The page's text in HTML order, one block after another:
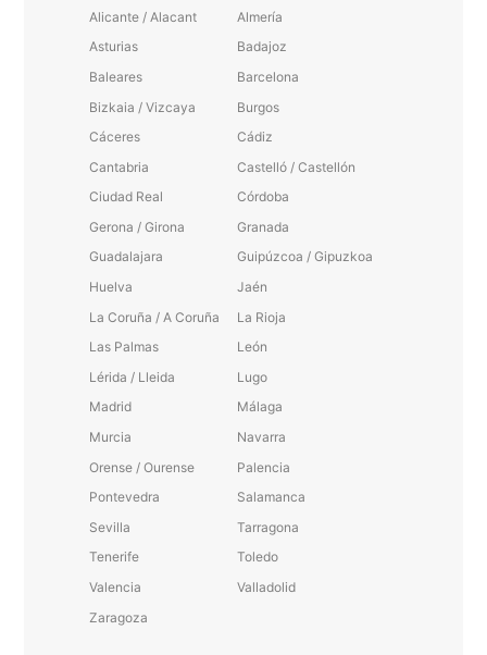
Alicante / Alacant
Almería
Asturias
Badajoz
Baleares
Barcelona
Bizkaia / Vizcaya
Burgos
Cáceres
Cádiz
Cantabria
Castelló / Castellón
Ciudad Real
Córdoba
Gerona / Girona
Granada
Guadalajara
Guipúzcoa / Gipuzkoa
Huelva
Jaén
La Coruña / A Coruña
La Rioja
Las Palmas
León
Lérida / Lleida
Lugo
Madrid
Málaga
Murcia
Navarra
Orense / Ourense
Palencia
Pontevedra
Salamanca
Sevilla
Tarragona
Tenerife
Toledo
Valencia
Valladolid
Zaragoza